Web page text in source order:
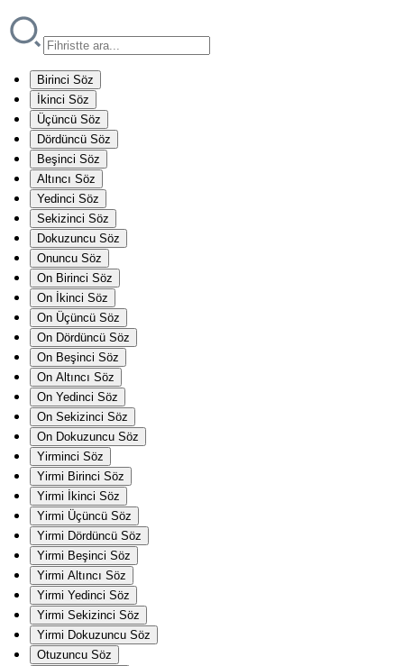
Birinci Söz
İkinci Söz
Üçüncü Söz
Dördüncü Söz
Beşinci Söz
Altıncı Söz
Yedinci Söz
Sekizinci Söz
Dokuzuncu Söz
Onuncu Söz
On Birinci Söz
On İkinci Söz
On Üçüncü Söz
On Dördüncü Söz
On Beşinci Söz
On Altıncı Söz
On Yedinci Söz
On Sekizinci Söz
On Dokuzuncu Söz
Yirminci Söz
Yirmi Birinci Söz
Yirmi İkinci Söz
Yirmi Üçüncü Söz
Yirmi Dördüncü Söz
Yirmi Beşinci Söz
Yirmi Altıncı Söz
Yirmi Yedinci Söz
Yirmi Sekizinci Söz
Yirmi Dokuzuncu Söz
Otuzuncu Söz